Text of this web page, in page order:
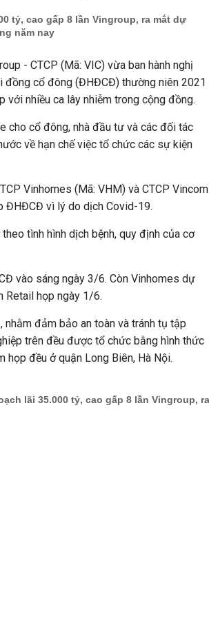
tỷ, cao gấp 8 lần Vingroup, ra mắt dự
năm nay
- CTCP (Mã: VIC) vừa ban hành nghị
đồng cổ đông (ĐHĐCĐ) thường niên 2021
nhiều ca lây nhiễm trong cộng đồng.
cho cổ đông, nhà đầu tư và các đối tác
về hạn chế việc tổ chức các sự kiện
Vinhomes (Mã: VHM) và CTCP Vincom
ĐHĐCĐ vì lý do dịch Covid-19.
tình hình dịch bệnh, quy định của cơ
vào sáng ngày 3/6. Còn Vinhomes dự
Retail họp ngày 1/6.
nhằm đảm bảo an toàn và tránh tụ tập
trên đều được tổ chức bằng hình thức
họp đều ở quận Long Biên, Hà Nội.